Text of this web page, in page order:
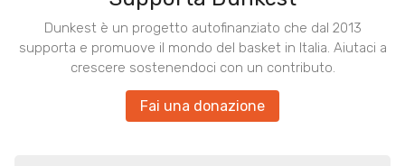
Dunkest è un progetto autofinanziato che dal 2013
supporta e promuove il mondo del basket in Italia. Aiutaci a
crescere sostenendoci con un contributo.
Fai una donazione